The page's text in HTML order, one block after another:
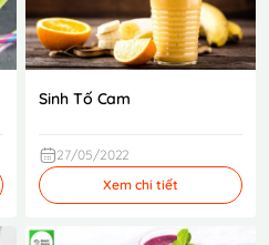
Sinh Tố Cam
27/05/2022
Xem chi tiết